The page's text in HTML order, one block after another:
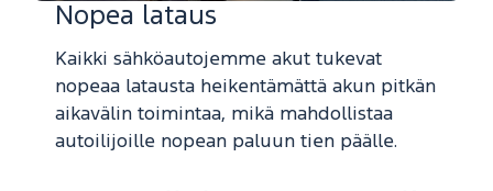
Nopea lataus
Kaikki sähköautojemme akut tukevat
nopeaa latausta heikentämättä akun pitkän
aikavälin toimintaa, mikä mahdollistaa
autoilijoille nopean paluun tien päälle.